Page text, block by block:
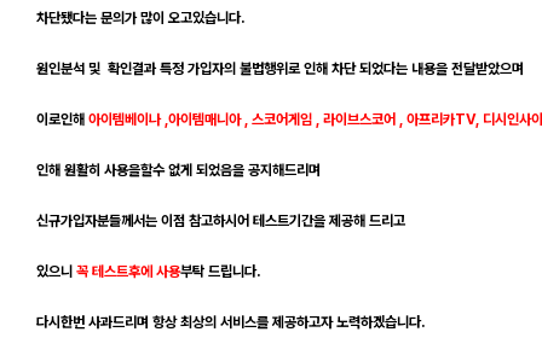
차단됐다는 문의가 많이 오고있습니다.
원인분석 및 확인결과 특정 가입자의 불법행위로 인해 차단 되었다는 내용을 전달받았으며
이로인해 아이템베이나 ,아이템매니아 , 스코어게임 , 라이브스코어 , 아프리카TV, 디시인사
인해 원활히 사용을할수 없게 되었음을 공지해드리며
신규가입자분들께서는 이점 참고하시어 테스트기간을 제공해 드리고
있으니 꼭 테스트후에 사용부탁 드립니다.
다시한번 사과드리며 항상 최상의 서비스를 제공하고자 노력하겠습니다.